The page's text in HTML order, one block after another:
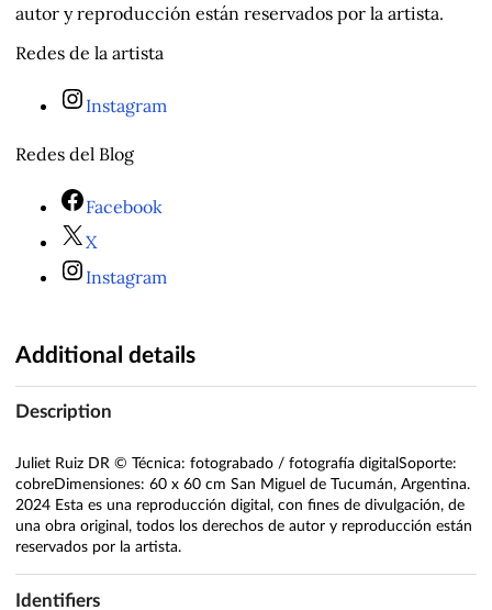
autor y reproducción están reservados por la artista.
Redes de la artista
Instagram
Redes del Blog
Facebook
X
Instagram
Additional details
Description
Juliet Ruiz DR © Técnica: fotograbado / fotografía digitalSoporte:
cobreDimensiones: 60 x 60 cm San Miguel de Tucumán, Argentina.
2024 Esta es una reproducción digital, con fines de divulgación, de
una obra original, todos los derechos de autor y reproducción están
reservados por la artista.
Identifiers